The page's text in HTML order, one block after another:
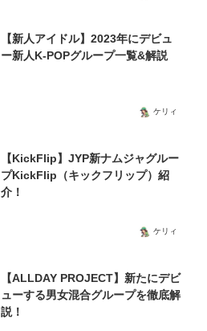
【新人アイドル】2023年にデビュ
ー新人K-POPグループ一覧&解説
ケリィ
【KickFlip】JYP新ナムジャグルー
プKickFlip（キックフリップ）紹
介！
ケリィ
【ALLDAY PROJECT】新たにデビ
ューする男女混合グループを徹底解
説！